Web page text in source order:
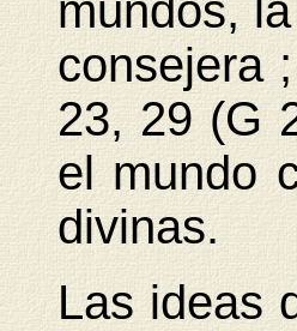
mundos,
consejera
23, 29 (G
el mundo
divinas.
Las ideas